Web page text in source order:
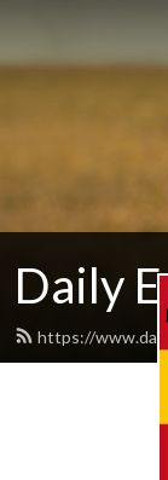
Daily
https://